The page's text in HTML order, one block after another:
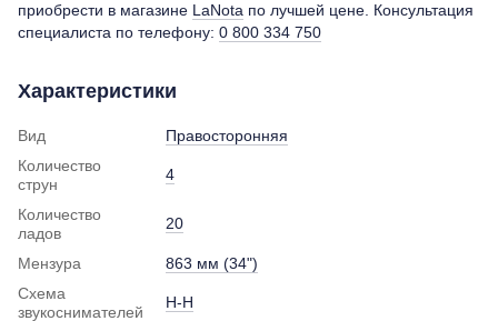
приобрести в магазине LaNota по лучшей цене. Консультация
специалиста по телефону: 0 800 334 750
Характеристики
Вид
Правосторонняя
Количество
струн
4
Количество
ладов
20
Мензура
863 мм (34")
Схема
звукоснимателей
H-H